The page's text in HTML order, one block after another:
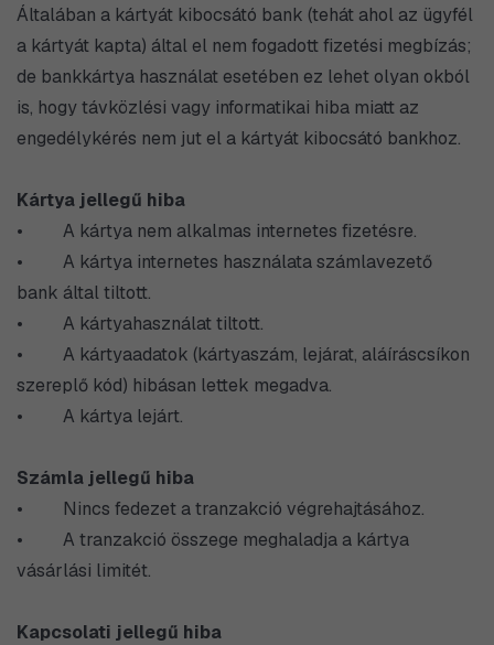
Általában a kártyát kibocsátó bank (tehát ahol az ügyfél
a kártyát kapta) által el nem fogadott fizetési megbízás;
de bankkártya használat esetében ez lehet olyan okból
is, hogy távközlési vagy informatikai hiba miatt az
engedélykérés nem jut el a kártyát kibocsátó bankhoz.
Kártya jellegű hiba
• A kártya nem alkalmas internetes fizetésre.
• A kártya internetes használata számlavezető
bank által tiltott.
• A kártyahasználat tiltott.
• A kártyaadatok (kártyaszám, lejárat, aláíráscsíkon
szereplő kód) hibásan lettek megadva.
• A kártya lejárt.
Számla jellegű hiba
• Nincs fedezet a tranzakció végrehajtásához.
• A tranzakció összege meghaladja a kártya
vásárlási limitét.
Kapcsolati jellegű hiba